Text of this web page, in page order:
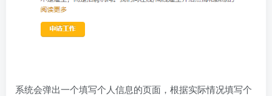
系统会弹出一个填写个人信息的页面，根据实际情况填写个